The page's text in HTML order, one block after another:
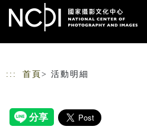
跳到主要內容
網站導覽
::: 首頁 > 活動明細